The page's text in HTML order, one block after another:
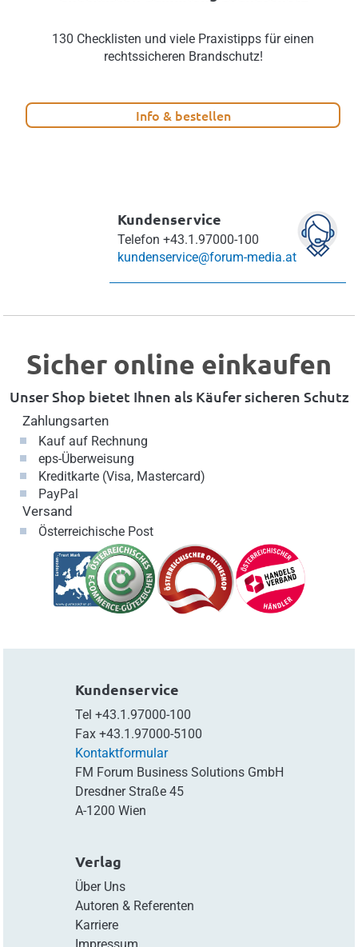
130 Checklisten und viele Praxistipps für einen
rechtssicheren Brandschutz!
Info & bestellen
Kundenservice
Telefon +43.1.97000-100
kundenservice@forum-media.at
Sicher online einkaufen
Unser Shop bietet Ihnen als Käufer sicheren Schutz
Zahlungsarten
Kauf auf Rechnung
eps-Überweisung
Kreditkarte (Visa, Mastercard)
PayPal
Versand
Österreichische Post
Kundenservice
Tel +43.1.97000-100
Fax +43.1.97000-5100
Kontaktformular
FM Forum Business Solutions GmbH
Dresdner Straße 45
A-1200 Wien
Verlag
Über Uns
Autoren & Referenten
Karriere